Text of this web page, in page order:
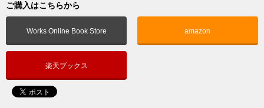
講座
クリエイターズID
求人
ご購入はこちらから
Works Online Book Store amazon
楽天ブックス